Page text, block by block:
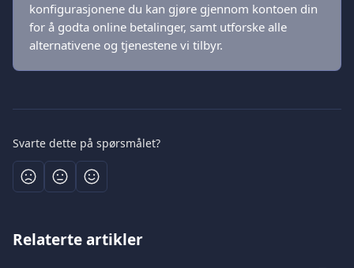
konfigurasjonene du kan gjøre gjennom kontoen din
for å godta online betalinger, samt utforske alle
alternativene og tjenestene vi tilbyr.
Svarte dette på spørsmålet?
Relaterte artikler